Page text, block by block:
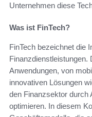
Unternehmen diese
Was ist FinTech?
FinTech bezeichnet die
Finanzdienstleistungen.
Anwendungen, von
innovativen Lösungen
den Finanzsektor durch
optimieren. In diesem